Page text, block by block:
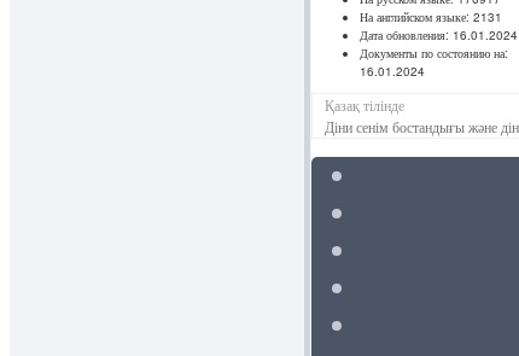
На английском языке: 2131
Дата обновления: 16.01.2024
Документы по состоянию на:
16.01.2024
Қазақ тілінде
Діни сенім бостандығы және